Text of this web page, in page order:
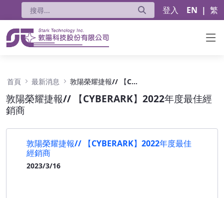
登入 EN | 繁
首頁 最新消息 敦陽榮耀捷報// 【CYBERARK】2022年度最佳經銷商
敦陽榮耀捷報// 【CYBERARK】2022年度最佳經
銷商
敦陽榮耀捷報// 【CYBERARK】2022年度最佳
經銷商
2023/3/16